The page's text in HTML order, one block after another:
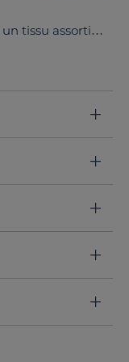
un tissu assorti
qu’elle soit